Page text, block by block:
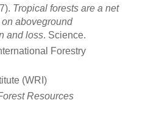
Tropical forests are a net
aboveground
and loss. Science.
Forestry
(WRI)
Resources